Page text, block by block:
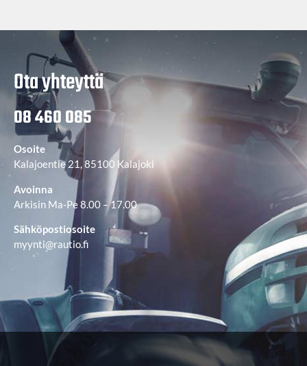
Ota yhteyttä
08 460 085
Osoite
Kalajoentie 21, 85100 Kalajoki
Avoinna
Arkisin Ma-Pe 8.00 – 17.00
Sähköpostiosoite
myynti@rautio.fi